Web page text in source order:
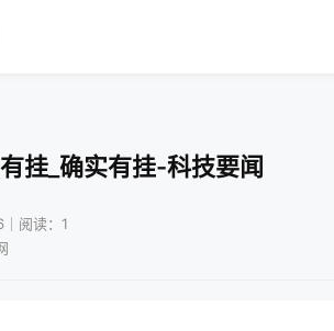
挂_确实有挂-科技要闻
阅读：1